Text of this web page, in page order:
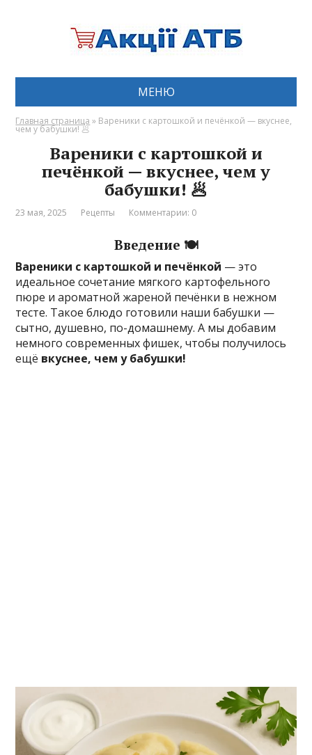
МЕНЮ
Главная страница » Вареники с картошкой и печёнкой — вкуснее,
чем у бабушки! 🥟
Вареники с картошкой и
печёнкой — вкуснее, чем у
бабушки! 🥟
23 мая, 2025 Рецепты Комментарии: 0
Введение 🍽️
Вареники с картошкой и печёнкой — это
идеальное сочетание мягкого картофельного
пюре и ароматной жареной печёнки в нежном
тесте. Такое блюдо готовили наши бабушки —
сытно, душевно, по-домашнему. А мы добавим
немного современных фишек, чтобы получилось
ещё вкуснее, чем у бабушки!